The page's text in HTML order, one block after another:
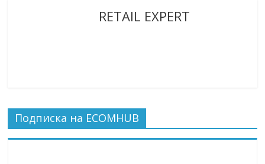
RETAIL EXPERT
Подписка на ECOMHUB